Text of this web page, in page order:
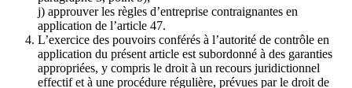
j) approuver les règles d’entreprise contraignantes en
application de l’article 47.
L’exercice des pouvoirs conférés à l’autorité de contrôle en
application du présent article est subordonné à des garanties
appropriées, y compris le droit à un recours juridictionnel
effectif et à une procédure régulière, prévues par le droit de